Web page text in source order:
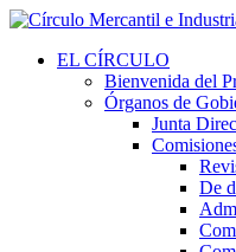
EL CÍRCULO
Bienvenida del
Órganos de
Junta
De